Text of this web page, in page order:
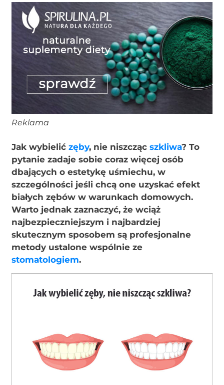
Reklama
Jak wybielićzęby, nie niszczącszkliwa? To
pytanie zadaje sobie coraz więcej osób
dbających o estetykę uśmiechu, w
szczególności jeśli chcą one uzyskać efekt
białych zębów w warunkach domowych.
Warto jednak zaznaczyć, że wciąż
najbezpieczniejszym i najbardziej
skutecznym sposobem są profesjonalne
metody ustalone wspólnie ze
stomatologiem.